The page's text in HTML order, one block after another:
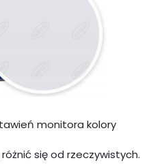
monitora kolory
się od rzeczywistych.